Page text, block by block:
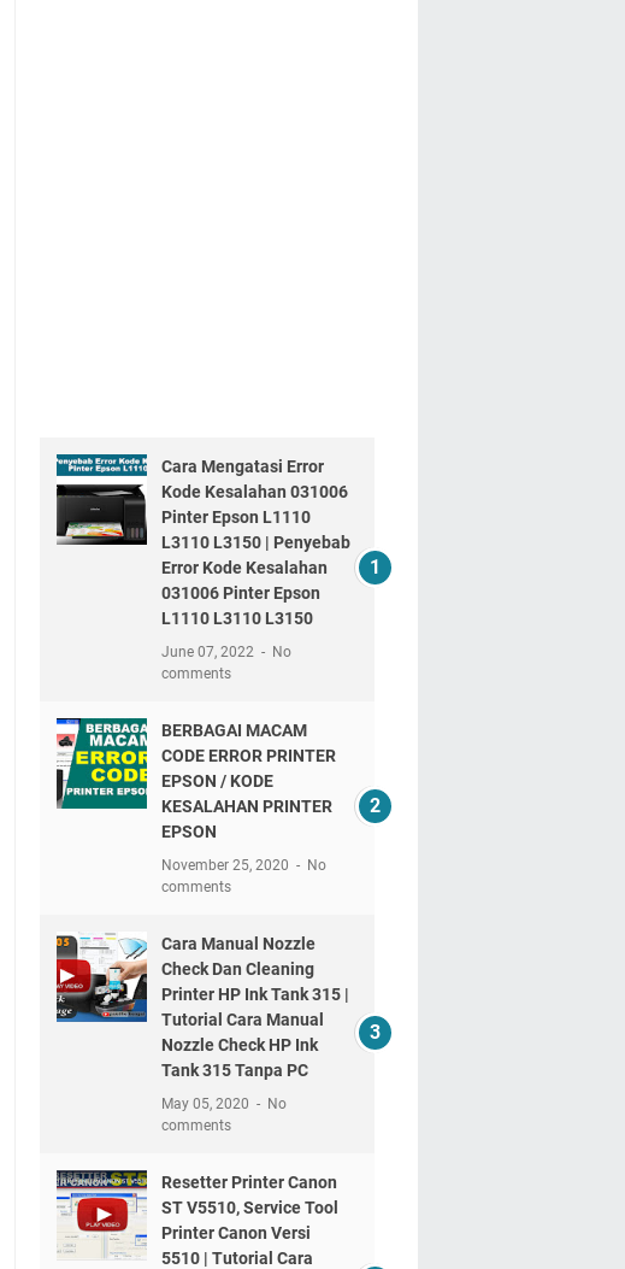
Cara Mengatasi Error
Kode Kesalahan 031006
Pinter Epson L1110
L3110 L3150 | Penyebab
Error Kode Kesalahan
031006 Pinter Epson
L1110 L3110 L3150
June 07, 2022
No
comments
BERBAGAI MACAM
CODE ERROR PRINTER
EPSON / KODE
KESALAHAN PRINTER
EPSON
November 25, 2020
No
comments
Cara Manual Nozzle
Check Dan Cleaning
Printer HP Ink Tank 315 |
Tutorial Cara Manual
Nozzle Check HP Ink
Tank 315 Tanpa PC
May 05, 2020
No
comments
Resetter Printer Canon
ST V5510, Service Tool
Printer Canon Versi
5510 | Tutorial Cara